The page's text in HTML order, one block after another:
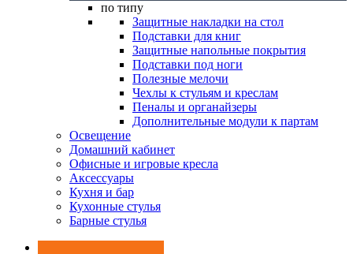
по типу
Защитные накладки на стол
Подставки для книг
Защитные напольные покрытия
Подставки под ноги
Полезные мелочи
Чехлы к стульям и креслам
Пеналы и органайзеры
Дополнительные модули к партам
Освещение
Домашний кабинет
Офисные и игровые кресла
Аксессуары
Кухня и бар
Кухонные стулья
Барные стулья